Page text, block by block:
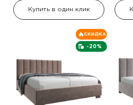
Купить в один клик
-20%
СКИДКА